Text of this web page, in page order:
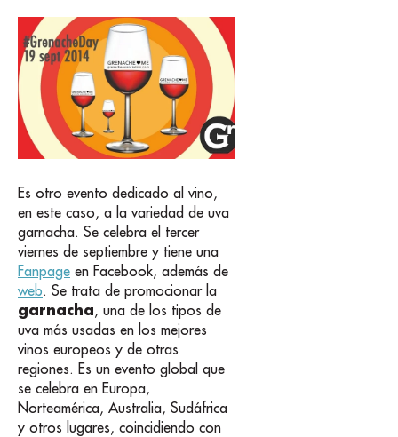
Es otro evento dedicado al vino,
en este caso, a la variedad de uva
garnacha. Se celebra el tercer
viernes de septiembre y tiene una
Fanpage en Facebook, además de
web. Se trata de promocionar la
garnacha, una de los tipos de
uva más usadas en los mejores
vinos europeos y de otras
regiones. Es un evento global que
se celebra en Europa,
Norteamérica, Australia, Sudáfrica
y otros lugares, coincidiendo con